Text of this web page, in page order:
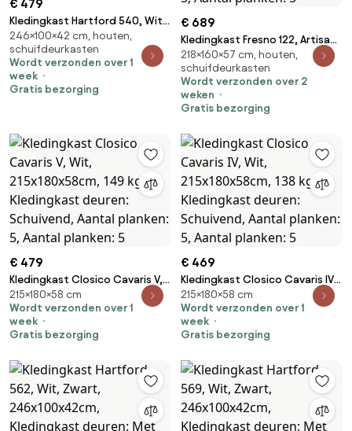
€ 479
Kledingkast Hartford 540, Wit,
Zwart, 246x100x42cm, 88.6 kg,
Kledingkast deuren: Met
scharnieren
246×100×42 cm, houten,
schuifdeurkasten
Wordt verzonden over 1
week
Gratis bezorging
€ 689
Kledingkast Fresno 122, Artisan
eiken, Zwart, 218x160x57cm, 167
kg, Kledingkast deuren:
Schuivend, Aantal planken: 5,
Aantal planken: 5
218×160×57 cm, houten,
schuifdeurkasten
Wordt verzonden over 2
weken
Gratis bezorging
€ 479
Kledingkast Closico Cavaris V,
Wit, 215x180x58cm, 149 kg,
Kledingkast deuren: Schuivend,
Aantal planken: 5, Aantal
215×180×58 cm
Wordt verzonden over 1
week
Gratis bezorging
€ 469
Kledingkast Closico Cavaris IV,
Wit, 215x180x58cm, 138 kg,
Kledingkast deuren: Schuivend,
Aantal planken: 5, Aantal
215×180×58 cm
Wordt verzonden over 1
week
Gratis bezorging